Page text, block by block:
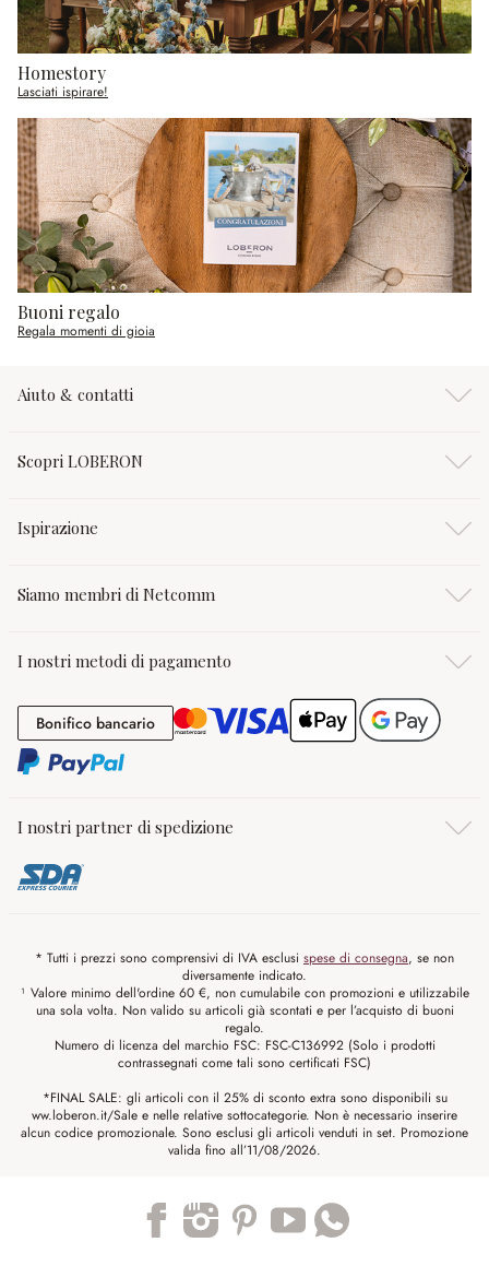
Homestory
Lasciati ispirare!
Buoni regalo
Regala momenti di gioia
Aiuto & contatti
Scopri LOBERON
Ispirazione
Siamo membri di Netcomm
I nostri metodi di pagamento
Bonifico bancarioBonifico bancario
I nostri partner di spedizione
* Tutti i prezzi sono comprensivi di IVA esclusi spese di consegna, se non
diversamente indicato.
¹ Valore minimo dell'ordine 60 €, non cumulabile con promozioni e utilizzabile
una sola volta. Non valido su articoli già scontati e per l’acquisto di buoni
regalo.
Numero di licenza del marchio FSC: FSC-C136992 (Solo i prodotti
contrassegnati come tali sono certificati FSC)
*FINAL SALE: gli articoli con il 25% di sconto extra sono disponibili su
ww.loberon.it/Sale e nelle relative sottocategorie. Non è necessario inserire
alcun codice promozionale. Sono esclusi gli articoli venduti in set. Promozione
valida fino all’11/08/2026.